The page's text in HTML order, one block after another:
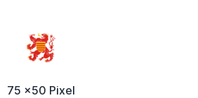
75 x50 Pixel